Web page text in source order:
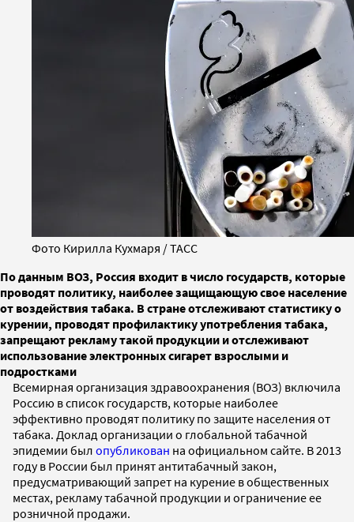
Фото Кирилла Кухмаря / ТАСС
По данным ВОЗ, Россия входит в число государств, которые
проводят политику, наиболее защищающую свое население
от воздействия табака. В стране отслеживают статистику о
курении, проводят профилактику употребления табака,
запрещают рекламу такой продукции и отслеживают
использование электронных сигарет взрослыми и
подростками
Всемирная организация здравоохранения (ВОЗ) включила
Россию в список государств, которые наиболее
эффективно проводят политику по защите населения от
табака. Доклад организации о глобальной табачной
эпидемии был опубликован на официальном сайте. В 2013
году в России был принят антитабачный закон,
предусматривающий запрет на курение в общественных
местах, рекламу табачной продукции и ограничение ее
розничной продажи.